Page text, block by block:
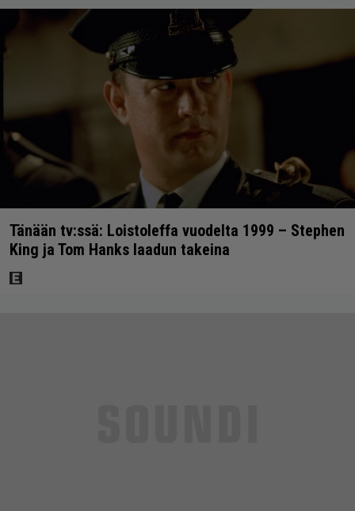
Tänään tv:ssä: Loistoleffa vuodelta 1999 – Stephen
King ja Tom Hanks laadun takeina